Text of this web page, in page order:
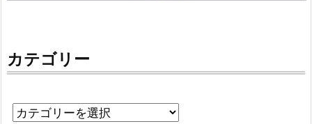
カテゴリー